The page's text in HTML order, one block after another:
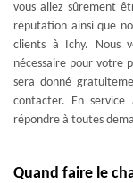
vous allez sûrement
réputation ainsi que
clients à Ichy. Nous
nécessaire pour votre
sera donné
contacter. En
répondre à toutes
Quand faire le